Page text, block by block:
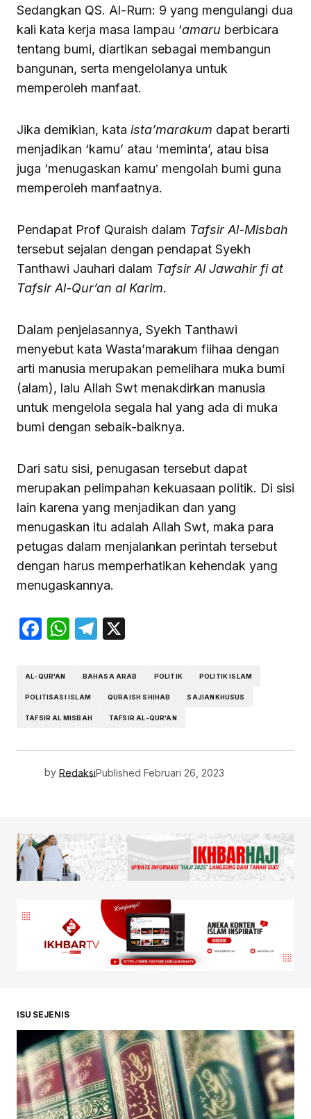
Sedangkan QS. Al-Rum: 9 yang mengulangi dua
kali kata kerja masa lampau ‘amaru berbicara
tentang bumi, diartikan sebagai membangun
bangunan, serta mengelolanya untuk
memperoleh manfaat.
Jika demikian, kata ista’marakum dapat berarti
menjadikan ‘kamu’ atau ‘meminta’, atau bisa
juga ‘menugaskan kamu‛ mengolah bumi guna
memperoleh manfaatnya.
Pendapat Prof Quraish dalam Tafsir Al-Misbah
tersebut sejalan dengan pendapat Syekh
Tanthawi Jauhari dalam Tafsir Al Jawahir fi at
Tafsir Al-Qur’an al Karim.
Dalam penjelasannya, Syekh Tanthawi
menyebut kata Wasta’marakum fiihaa dengan
arti manusia merupakan pemelihara muka bumi
(alam), lalu Allah Swt menakdirkan manusia
untuk mengelola segala hal yang ada di muka
bumi dengan sebaik-baiknya.
Dari satu sisi, penugasan tersebut dapat
merupakan pelimpahan kekuasaan politik. Di sisi
lain karena yang menjadikan dan yang
menugaskan itu adalah Allah Swt, maka para
petugas dalam menjalankan perintah tersebut
dengan harus memperhatikan kehendak yang
menugaskannya.
Facebook
WhatsApp
Telegram
AL-QUR'AN BAHASA ARAB POLITIK POLITIK ISLAM
POLITISASI ISLAM QURAISH SHIHAB SAJIANKHUSUS
TAFSIR AL MISBAH TAFSIR AL-QUR'AN
by RedaksiPublished Februari 26, 2023
ISU SEJENIS